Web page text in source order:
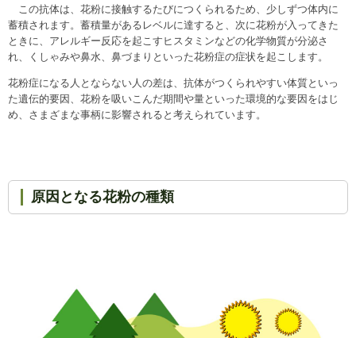
この抗体は、花粉に接触するたびにつくられるため、少しずつ体内に
蓄積されます。蓄積量があるレベルに達すると、次に花粉が入ってきた
ときに、アレルギー反応を起こすヒスタミンなどの化学物質が分泌さ
れ、くしゃみや鼻水、鼻づまりといった花粉症の症状を起こします。
花粉症になる人とならない人の差は、抗体がつくられやすい体質といっ
た遺伝的要因、花粉を吸いこんだ期間や量といった環境的な要因をはじ
め、さまざまな事柄に影響されると考えられています。
原因となる花粉の種類